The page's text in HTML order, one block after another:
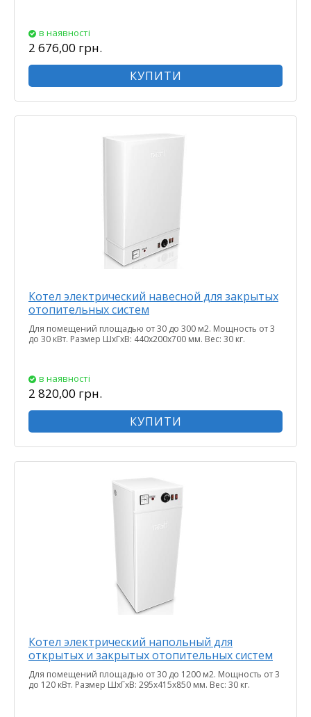
в наявності
2 676,00 грн.
КУПИТИ
Котел электрический навесной для закрытых
отопительных систем
Для помещений площадью от 30 до 300 м2. Мощность от 3
до 30 кВт. Размер ШхГхВ: 440х200х700 мм. Вес: 30 кг.
в наявності
2 820,00 грн.
КУПИТИ
Котел электрический напольный для
открытых и закрытых отопительных систем
Для помещений площадью от 30 до 1200 м2. Мощность от 3
до 120 кВт. Размер ШхГхВ: 295х415х850 мм. Вес: 30 кг.